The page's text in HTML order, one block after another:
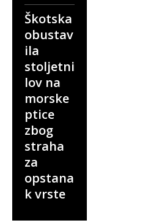
Škotska
obustav
ila
stoljetni
lov na
morske
ptice
zbog
straha
za
opstana
k vrste